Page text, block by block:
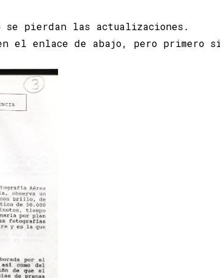
se pierdan las actualizaciones.
el enlace de abajo, pero primero